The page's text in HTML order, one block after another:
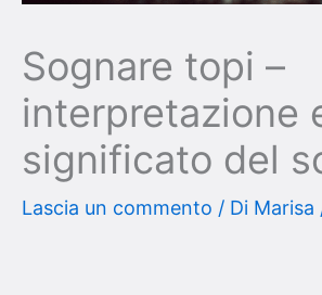
Sognare topi –
interpretazione
significato del
Lascia un commento / Di Marisa